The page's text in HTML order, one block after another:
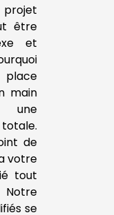
être
et
place
main
une
de
votre
tout
se